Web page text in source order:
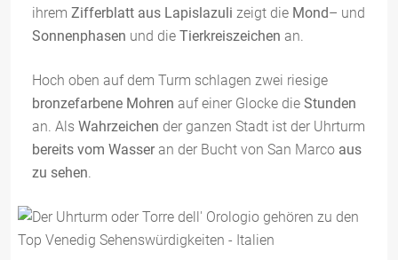
ihrem Zifferblatt aus Lapislazuli zeigt die Mond– und
Sonnenphasen und die Tierkreiszeichen an.
Hoch oben auf dem Turm schlagen zwei riesige
bronzefarbene Mohren auf einer Glocke die Stunden
an. Als Wahrzeichen der ganzen Stadt ist der Uhrturm
bereits vom Wasseran der Bucht von San Marco aus
zu sehen.